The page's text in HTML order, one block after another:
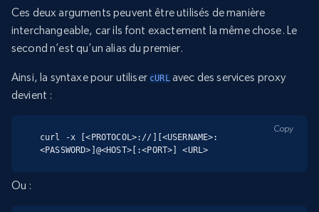
Ces deux arguments peuvent être utilisés de manière
interchangeable, car ils font exactement la même chose. Le
second n’est qu’un alias du premier.
Ainsi, la syntaxe pour utiliser cURLavec des services proxy
devient :
curl -x [<PROTOCOL>://][<USERNAME>:
<PASSWORD>]@<HOST>[:<PORT>] <URL>
Copy
Ou :